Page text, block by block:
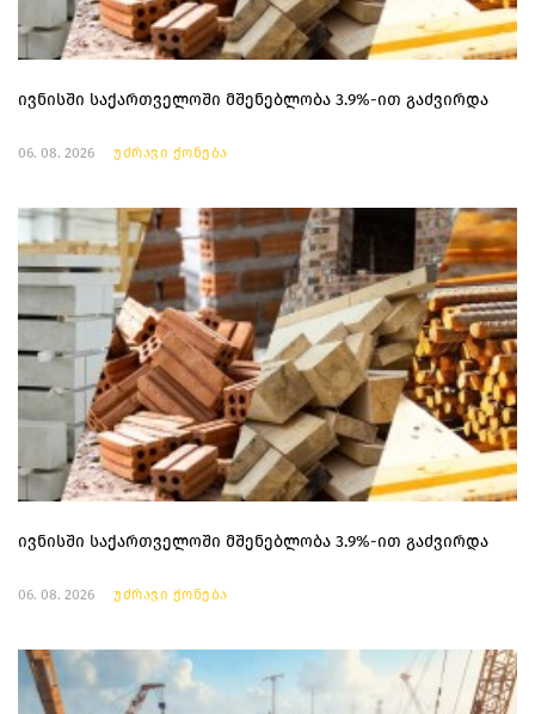
ივნისში საქართველოში მშენებლობა 3.9%-ით გაძვირდა
06. 08. 2026 უძრავი ქონება
ივნისში საქართველოში მშენებლობა 3.9%-ით გაძვირდა
06. 08. 2026 უძრავი ქონება